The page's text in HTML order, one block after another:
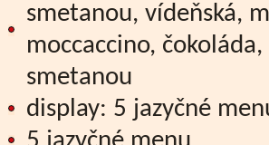
smetanou, vídeňská,
moccaccino,
smetanou
display: 5 jazyčné